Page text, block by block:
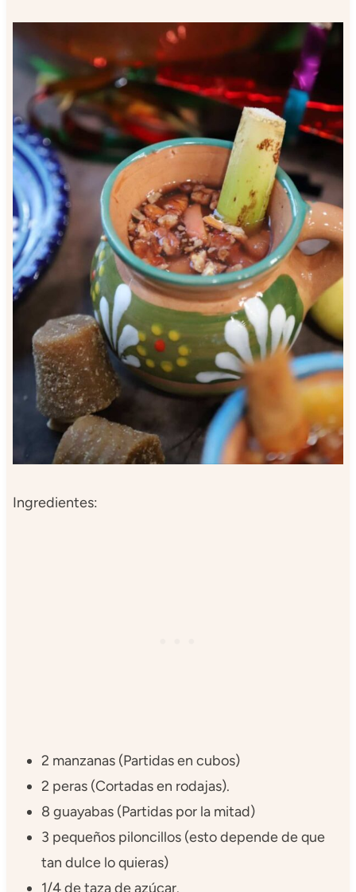
Ingredientes:
2 manzanas (Partidas en cubos)
2 peras (Cortadas en rodajas).
8 guayabas (Partidas por la mitad)
3 pequeños piloncillos (esto depende de que
tan dulce lo quieras)
1/4 de taza de azúcar.